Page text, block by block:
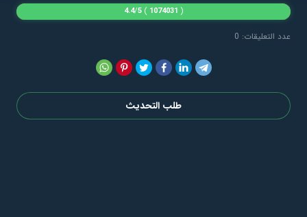
عدد التعليقات: 0
(
1074031
)
4.4/5
طلب التحديث